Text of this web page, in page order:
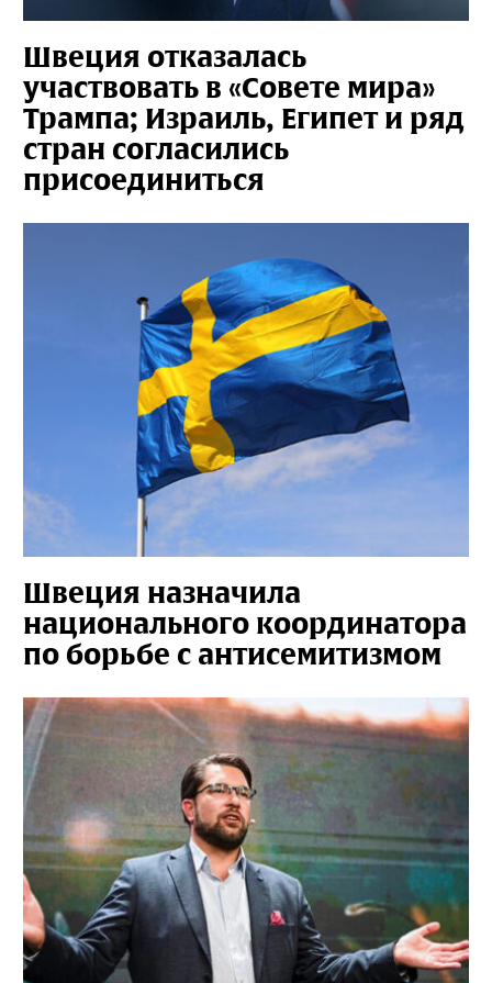
Швеция отказалась
участвовать в «Совете мира»
Трампа; Израиль, Египет и ряд
стран согласились
присоединиться
Швеция назначила
национального координатора
по борьбе с антисемитизмом